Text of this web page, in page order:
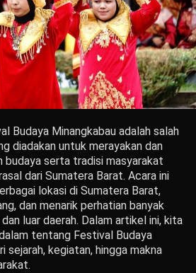
Budaya Minangkabau adalah salah
diadakan untuk merayakan dan
budaya serta tradisi masyarakat
dari Sumatera Barat. Acara ini
lokasi di Sumatera Barat,
dan menarik perhatian banyak
luar daerah. Dalam artikel ini, kita
tentang Festival Budaya
sejarah, kegiatan, hingga makna